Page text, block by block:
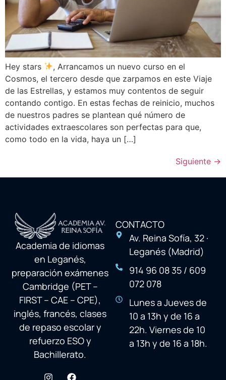
Hey stars
, Arrancamos un nuevo curso en el
Cosmos, el tercero desde que zarpamos en este Viaje
de las Estrellas, y estamos muy contentos de seguir
contando contigo. En estas fechas de reinicio, muchos
de nuestros padres se plantean qué número de
actividades extraescolares son perfectas para que,
como todo en la vida, haya un […]
Siguiente →
Academia de idiomas
en Leganés,
preparación exámenes
Cambridge (PET –
FIRST – CAE – CPE),
inglés, francés, clases
de repaso escolar y
refuerzo ESO y
Bachillerato.
CONTACTO
Av. Reina Sofía, 32 ·
Leganés (Madrid)
914 96 08 35 / 609
072 078
Lunes a Jueves de
10 a 13h y de 16 a
22h. Viernes de 10
a 13h y de 16 a 18h.